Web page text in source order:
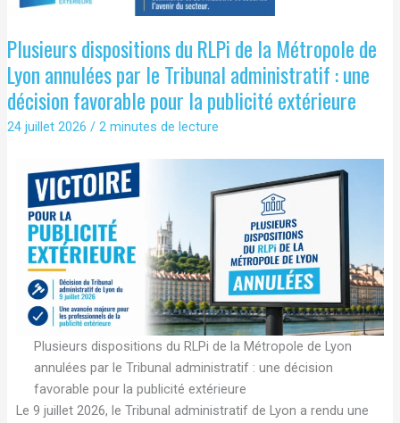
Plusieurs dispositions du RLPi de la Métropole de
Lyon annulées par le Tribunal administratif : une
décision favorable pour la publicité extérieure
24 juillet 2026 / 2 minutes de lecture
Plusieurs dispositions du RLPi de la Métropole de Lyon
annulées par le Tribunal administratif : une décision
favorable pour la publicité extérieure
Le 9 juillet 2026, le Tribunal administratif de Lyon a rendu une